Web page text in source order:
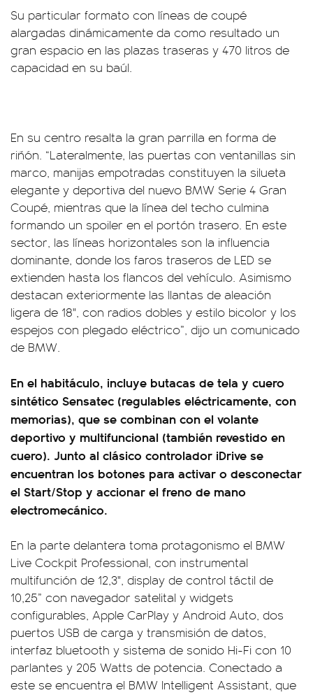
Su particular formato con líneas de coupé
alargadas dinámicamente da como resultado un
gran espacio en las plazas traseras y 470 litros de
capacidad en su baúl.
En su centro resalta la gran parrilla en forma de
riñón. “Lateralmente, las puertas con ventanillas sin
marco, manijas empotradas constituyen la silueta
elegante y deportiva del nuevo BMW Serie 4 Gran
Coupé, mientras que la línea del techo culmina
formando un spoiler en el portón trasero. En este
sector, las líneas horizontales son la influencia
dominante, donde los faros traseros de LED se
extienden hasta los flancos del vehículo. Asimismo
destacan exteriormente las llantas de aleación
ligera de 18", con radios dobles y estilo bicolor y los
espejos con plegado eléctrico”, dijo un comunicado
de BMW.
En el habitáculo, incluye butacas de tela y cuero
sintético Sensatec (regulables eléctricamente, con
memorias), que se combinan con el volante
deportivo y multifuncional (también revestido en
cuero). Junto al clásico controlador iDrive se
encuentran los botones para activar o desconectar
el Start/Stop y accionar el freno de mano
electromecánico.
En la parte delantera toma protagonismo el BMW
Live Cockpit Professional, con instrumental
multifunción de 12,3", display de control táctil de
10,25” con navegador satelital y widgets
configurables, Apple CarPlay y Android Auto, dos
puertos USB de carga y transmisión de datos,
interfaz bluetooth y sistema de sonido Hi-Fi con 10
parlantes y 205 Watts de potencia. Conectado a
este se encuentra el BMW Intelligent Assistant, que